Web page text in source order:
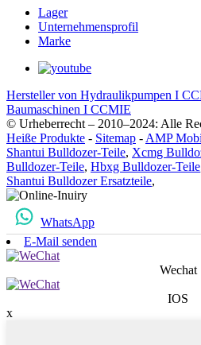
Lager
Unternehmensprofil
Marke
Hersteller von Hydraulikpumpen I
Baumaschinen I CCMIE
© Urheberrecht – 2010–2024: Alle
Heiße Produkte - Sitemap - AMP
Shantui Bulldozer-Teile, Xcmg
Bulldozer-Teile, Hbxg Bulldozer-Teile
Shantui Bulldozer Ersatzteile,
WhatsApp
E-Mail senden
Wechat
IOS
x